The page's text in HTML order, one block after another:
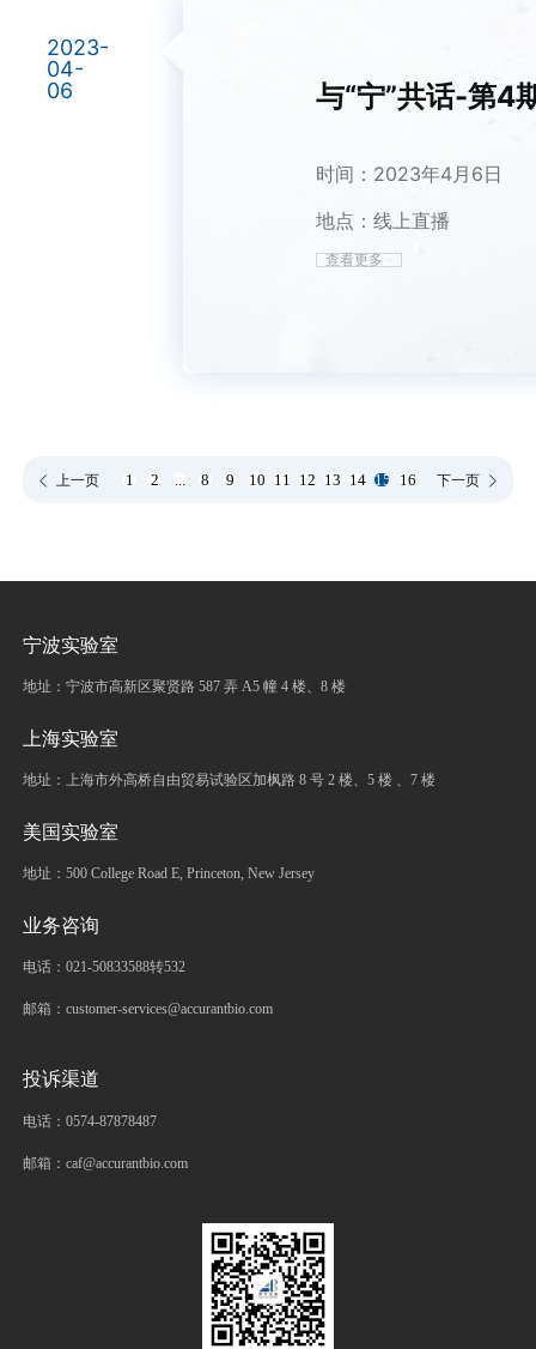
2023-
04-
06
与“宁”共话-第4
时间：2023年4月6日
地点：线上直播
查看更多
上一页 1 2 8 9 10 11 12 13 14 15 16 下一页
宁波实验室
地址：宁波市高新区聚贤路 587 弄 A5 幢 4 楼、8 楼
上海实验室
地址：上海市外高桥自由贸易试验区加枫路 8 号 2 楼、5 楼 、7 楼
美国实验室
地址：500 College Road E, Princeton, New Jersey
业务咨询
电话：021-50833588转532
邮箱：customer-services@accurantbio.com
投诉渠道
电话：0574-87878487
邮箱：caf@accurantbio.com